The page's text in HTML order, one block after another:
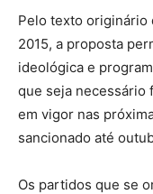
Pelo texto originário
2015, a proposta
ideológica e
que seja necessário
em vigor nas
sancionado até
Os partidos que se